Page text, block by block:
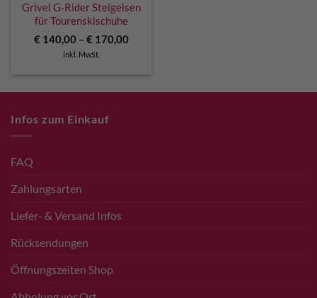
Grivel G-Rider Steigeisen
für Tourenskischuhe
€140,00– €170,00
inkl. MwSt.
Infos zum Einkauf
FAQ
Zahlungsarten
Liefer- & Versand Infos
Rücksendungen
Öffnungszeiten Shop